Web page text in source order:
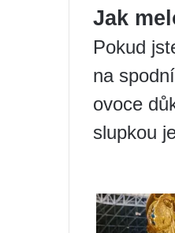
Jak
Pokud
na
ovoce
slupkou